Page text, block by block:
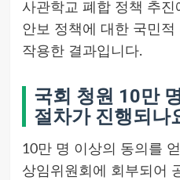
사관학교 폐합 정책 추
안보 정책에 대한 국민
작용한 결과입니다.
국회 청원 10만
절차가 진행되나
10만 명 이상의 동의를
상임위원회에 회부되어